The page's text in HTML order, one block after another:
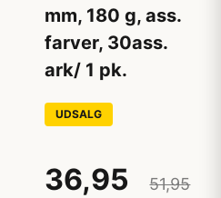
mm, 180 g, ass.
farver, 30ass.
ark/ 1 pk.
UDSALG
36,95
51,95